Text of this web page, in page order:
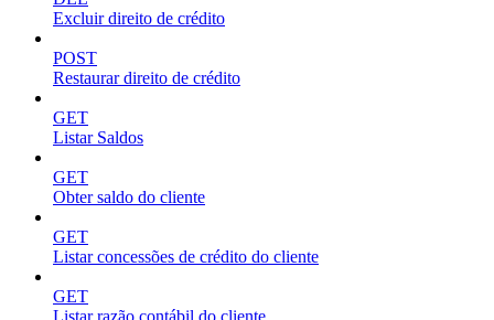
Excluir direito de crédito
POST
Restaurar direito de crédito
GET
Listar Saldos
GET
Obter saldo do cliente
GET
Listar concessões de crédito do cliente
GET
Listar razão contábil do cliente